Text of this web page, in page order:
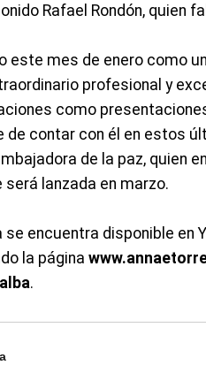
Rafael Rondón, quien
este mes de enero como
profesional y
como
de contar con él en estos
de la paz, quien
será lanzada en marzo.
se encuentra disponible en
la página
.